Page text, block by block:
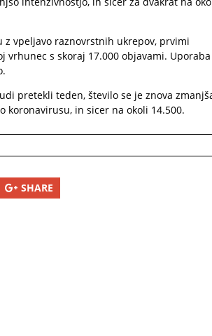
vpeljavo raznovrstnih ukrepov, prvimi
s skoraj 17.000 objavami. Uporaba
pretekli teden, število se je znova
koronavirusu, in sicer na okoli 14.500.
SHARE